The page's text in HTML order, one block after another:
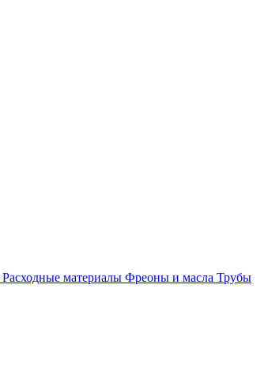
Расходные материалы Фреоны и масла Трубы